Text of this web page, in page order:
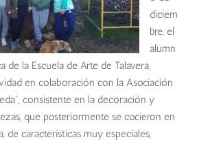
diciem
bre, el
alumn
de la Escuela de Arte de Talavera,
en colaboración con la Asociación
consistente en la decoración y
que posteriormente se cocieron en
de características muy especiales,